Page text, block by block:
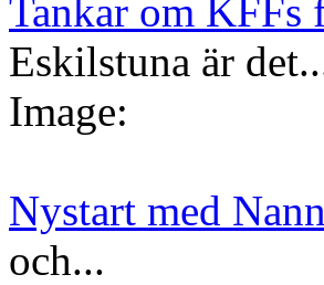
Tankar om KFFs
Eskilstuna är
Image:
Nystart med
och...